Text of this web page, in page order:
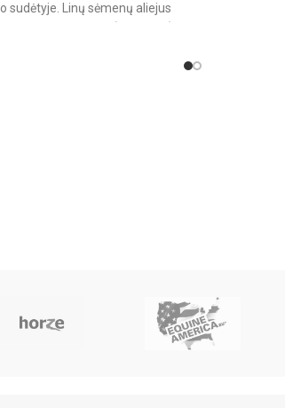
sudėtyje. Linų sėmenų aliejus